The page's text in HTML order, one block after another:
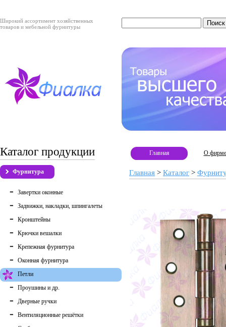
Широкий ассортимент хозяйственных
товаров и мебельной фурнитуры
Каталог продукции
Фурнитура
Завертки оконные
Задвижки, накладки, шпингалеты
Кронштейны
Крючки вешалки
Крепежная фурнитура
Оконная фурнитура
Петли
Проушины и др.
Дверные ручки
Вентиляционные решётки
Главная О фирме
Главная > Каталог >